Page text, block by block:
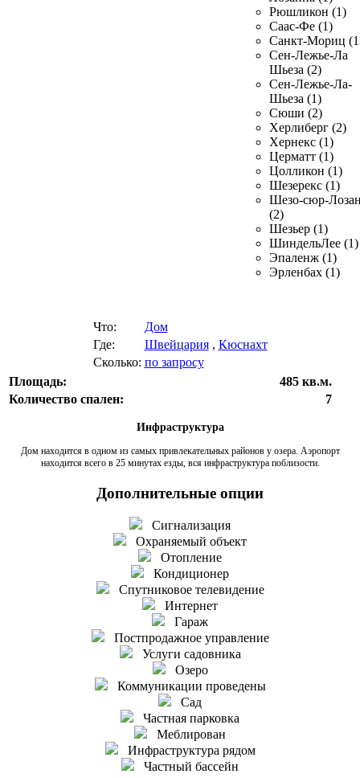
Рюшликон (1)
Саас-Фе (1)
Санкт-Мориц
Сен-Лежье-Ла
Шьеза (2)
Сен-Лежье-Ла-
Шьеза (1)
Сюши (2)
Херлиберг (2)
Хернекс (1)
Церматт (1)
Цолликон (1)
Шезерекс (1)
Шезо-сюр-
(2)
Шезьер (1)
ШиндельЛее (1)
Эпаленж (1)
Эрленбах (1)
Что:
Дом
Где:
Швейцария, Кюснахт
Сколько: по запросу
Площадь:
485 кв.м.
Количество спален:
7
Инфраструктура
Дом находится в одном из самых привлекательных районов у озера. Аэропорт
находится всего в 25 минутах езды, вся инфраструктура поблизости.
Дополнительные опции
Сигнализация
Охраняемый объект
Отопление
Кондиционер
Спутниковое телевидение
Интернет
Гараж
Постпродажное управление
Услуги садовника
Озеро
Коммуникации проведены
Сад
Частная парковка
Меблирован
Инфраструктура рядом
Частный бассейн